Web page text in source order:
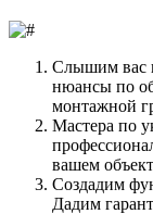
Слышим вас
нюансы по
монтажной
Мастера по
вашем
Создадим
Дадим